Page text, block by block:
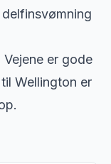
er gode
Wellington er